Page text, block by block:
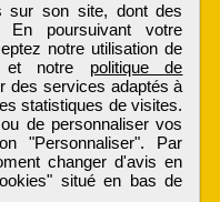
sur son site, dont des
En poursuivant votre
notre utilisation de
et notre politique de
des services adaptés à
statistiques de visites.
de personnaliser vos
"Personnaliser". Par
changer d'avis en
situé en bas de